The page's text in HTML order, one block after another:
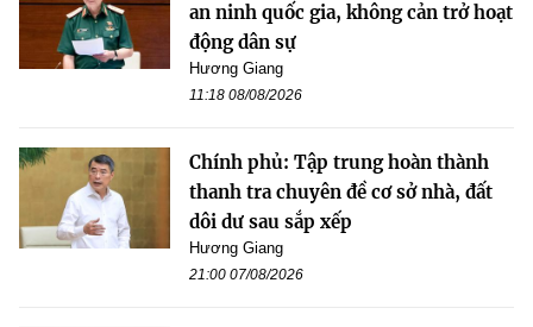
an ninh quốc gia, không cản trở hoạt
động dân sự
Hương Giang
11:18 08/08/2026
Chính phủ: Tập trung hoàn thành
thanh tra chuyên đề cơ sở nhà, đất
dôi dư sau sắp xếp
Hương Giang
21:00 07/08/2026